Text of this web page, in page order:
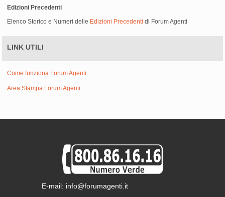
Edizioni Precedenti
Elenco Storico e Numeri delle Edizioni Precedenti di Forum Agenti
LINK UTILI
Come funziona Forum Agenti
Area Stampa Forum Agenti
E-mail: info@forumagenti.it